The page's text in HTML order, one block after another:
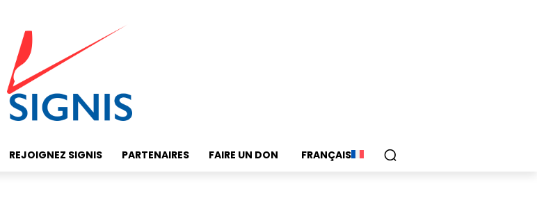
REJOIGNEZ SIGNIS PARTENAIRES FAIRE UN DON FRANÇAIS